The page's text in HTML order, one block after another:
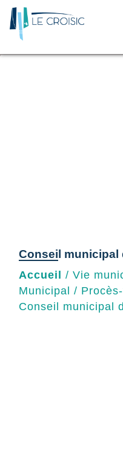
Conseil municipal
Accueil / Vie
Municipal /
Conseil municipal